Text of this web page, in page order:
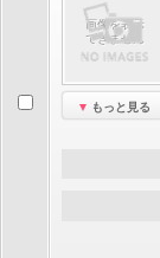
もっと見る